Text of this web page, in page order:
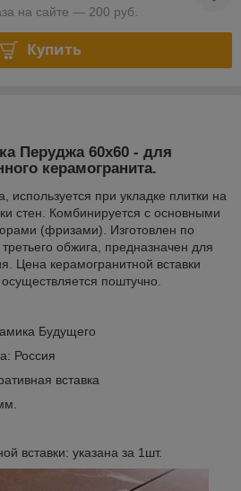
на сайте — 200 руб.
Купить
Перуджа​​ 60х60 - для
керамогранита.
используется при укладке плитки на
стен. Комбинируется с основными
(фризами). Изготовлен по
обжига, предназначен для
Цена керамогранитной вставки
поштучно.
Будущего
Россия
вставка
вставки: указана за 1шт.